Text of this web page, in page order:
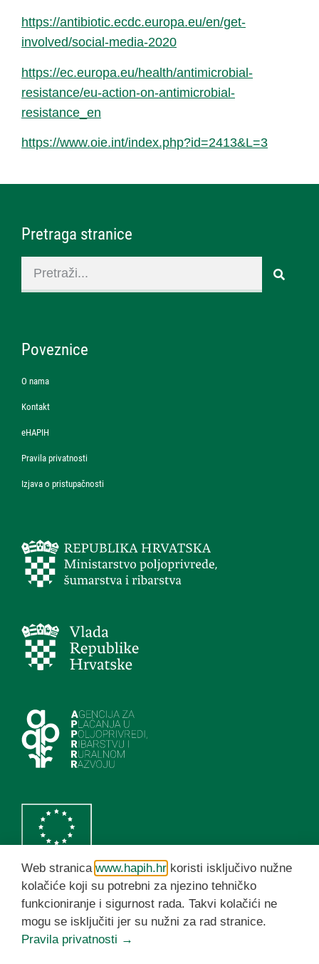
https://antibiotic.ecdc.europa.eu/en/get-
involved/social-media-2020
https://ec.europa.eu/health/antimicrobial-
resistance/eu-action-on-antimicrobial-
resistance_en
https://www.oie.int/index.php?id=2413&L=3
Pretraga stranice
Poveznice
O nama
Kontakt
eHAPIH
Pravila privatnosti
Izjava o pristupačnosti
HAPIH YouTube kanal
Web stranica www.hapih.hr koristi isključivo nužne
kolačiće koji su potrebni za njezino tehničko
funkcioniranje i sigurnost rada. Takvi kolačići ne
mogu se isključiti jer su nužni za rad stranice.
Pravila privatnosti →